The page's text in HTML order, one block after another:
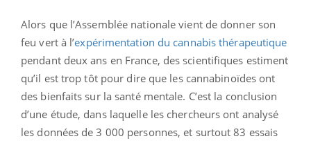
Alors que l’Assemblée nationale vient de donner son
feu vert à l’expérimentation du cannabis thérapeutique
pendant deux ans en France, des scientifiques estiment
qu’il est trop tôt pour dire que les cannabinoïdes ont
des bienfaits sur la santé mentale. C’est la conclusion
d’une étude, dans laquelle les chercheurs ont analysé
les données de 3 000 personnes, et surtout 83 essais